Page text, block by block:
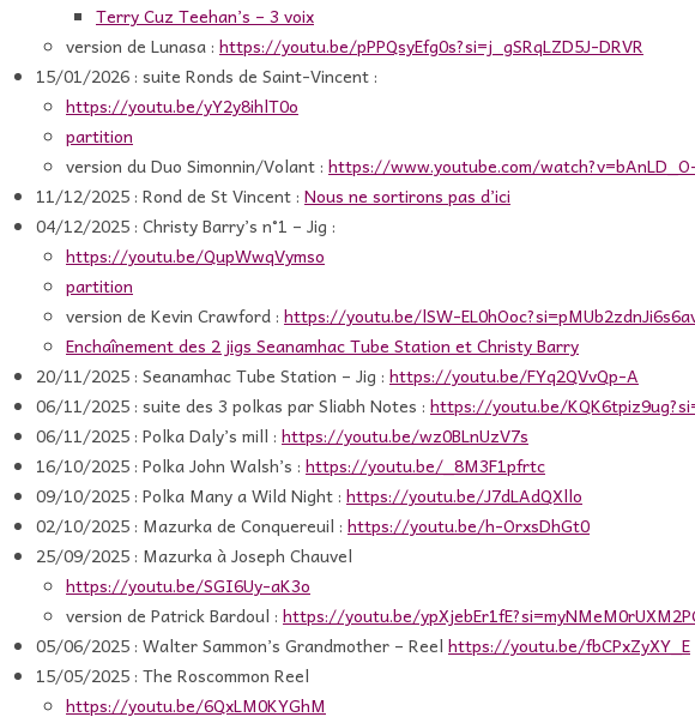
Terry Cuz Teehan’s – 3 voix
version de Lunasa : https://youtu.be/pPPQsyEfg0s?si=j_gSRqLZD5J-DRVR
15/01/2026 : suite Ronds de Saint-Vincent :
https://youtu.be/yY2y8ihlT0o
partition
version du Duo Simonnin/Volant : https://www.youtube.com/
11/12/2025 : Rond de St Vincent : Nous ne sortirons pas d’ici
04/12/2025 : Christy Barry’s n°1 – Jig :
https://youtu.be/QupWwqVymso
partition
version de Kevin Crawford : https://youtu.be/lSW-
Enchaînement des 2 jigs Seanamhac Tube Station et Christy Barry
20/11/2025 : Seanamhac Tube Station – Jig : https://youtu.be/FYq2QVvQp-A
06/11/2025 : suite des 3 polkas par Sliabh Notes : https://youtu.be/
06/11/2025 : Polka Daly’s mill : https://youtu.be/wz0BLnUzV7s
16/10/2025 : Polka John Walsh’s : https://youtu.be/_8M3F1pfrtc
09/10/2025 : Polka Many a Wild Night : https://youtu.be/J7dLAdQXllo
02/10/2025 : Mazurka de Conquereuil : https://youtu.be/h-OrxsDhGt0
25/09/2025 : Mazurka à Joseph Chauvel
https://youtu.be/SGI6Uy-aK3o
version de Patrick Bardoul : https://youtu.be/
05/06/2025 : Walter Sammon’s Grandmother – Reel https://youtu.be/fbCPxZyXY_E
15/05/2025 : The Roscommon Reel
https://youtu.be/6QxLM0KYGhM